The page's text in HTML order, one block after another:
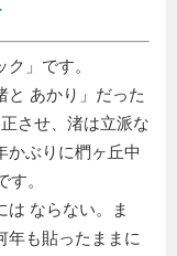
」です。
と あかり」だった
させ、渚は立派な
かぶりに椚ヶ丘中
。
は ならない。ま
年も貼ったままに